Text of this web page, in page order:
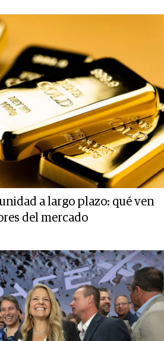
a largo plazo: qué ven
del mercado